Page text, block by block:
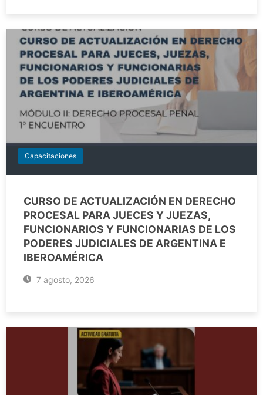
Capacitaciones
CURSO DE ACTUALIZACIÓN EN DERECHO
PROCESAL PARA JUECES Y JUEZAS,
FUNCIONARIOS Y FUNCIONARIAS DE LOS
PODERES JUDICIALES DE ARGENTINA E
IBEROAMÉRICA
7 agosto, 2026